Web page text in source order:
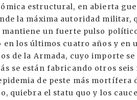
estructural, en abierta
la máxima autoridad militar,
mantiene un fuerte pulso
en los últimos cuatro años y en
de la Armada, cuyo importe
se están fabricando otros
de peste más mortífera
quiebra el statu quo y los